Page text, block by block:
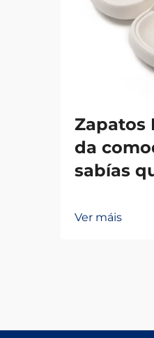
Zapatos
da
sabías
Ver máis